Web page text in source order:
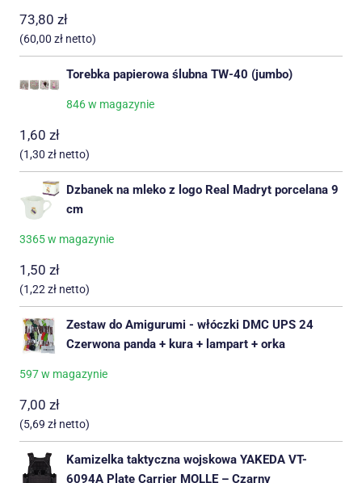
73,80 zł
(60,00 zł netto)
Torebka papierowa ślubna TW-40 (jumbo)
846 w magazynie
1,60 zł
(1,30 zł netto)
Dzbanek na mleko z logo Real Madryt porcelana 9
cm
3365 w magazynie
1,50 zł
(1,22 zł netto)
Zestaw do Amigurumi - włóczki DMC UPS 24
Czerwona panda + kura + lampart + orka
597 w magazynie
7,00 zł
(5,69 zł netto)
Kamizelka taktyczna wojskowa YAKEDA VT-
6094A Plate Carrier MOLLE – Czarny